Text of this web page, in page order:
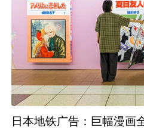
日本地铁广告：巨幅漫画